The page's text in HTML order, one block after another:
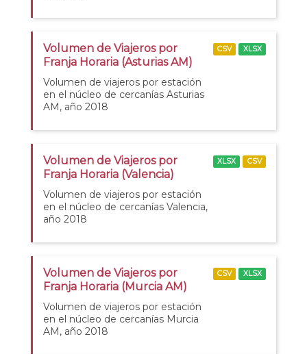
Volumen de Viajeros por
Franja Horaria (Asturias AM)
Volumen de viajeros por estación
en el núcleo de cercanías Asturias
AM, año 2018
CSV XLSX
Volumen de Viajeros por
Franja Horaria (Valencia)
Volumen de viajeros por estación
en el núcleo de cercanías Valencia,
año 2018
XLSX CSV
Volumen de Viajeros por
Franja Horaria (Murcia AM)
Volumen de viajeros por estación
en el núcleo de cercanías Murcia
AM, año 2018
CSV XLSX